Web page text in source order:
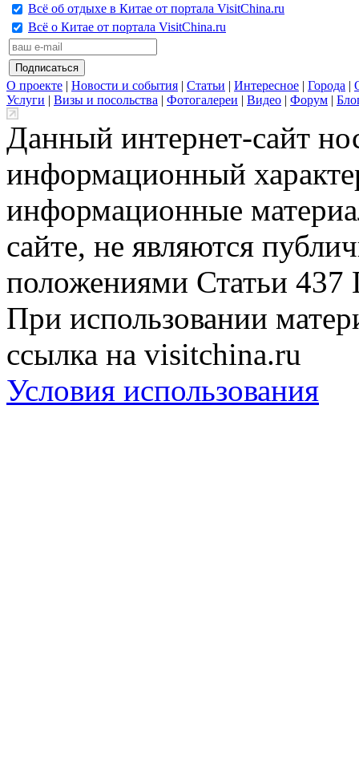
Всё об отдыхе в Китае от портала VisitChina.ru
Всё о Китае от портала VisitChina.ru
О проекте | Новости и события | Статьи | Интересное | Города |
Услуги | Визы и посольства | Фотогалереи | Видео | Форум |
Данный интернет-сайт
информационный
информационные
сайте, не являются
положениями Статьи 437
При использовании
ссылка на visitchina.ru
Условия использования